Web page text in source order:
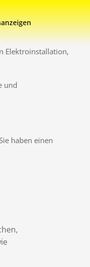
Elektroinstallation,
und
haben einen